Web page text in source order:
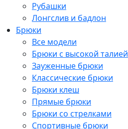
Рубашки
Лонгслив и бадлон
Брюки
Все модели
Брюки с высокой талией
Зауженные брюки
Классические брюки
Брюки клеш
Прямые брюки
Брюки со стрелками
Спортивные брюки